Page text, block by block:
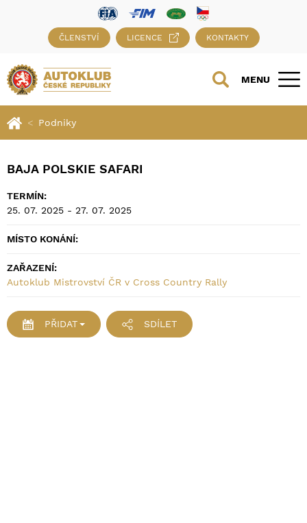
ČLENSTVÍ LICENCE KONTAKTY
MENU
Podniky
BAJA POLSKIE SAFARI
TERMÍN:
25. 07. 2025 - 27. 07. 2025
MÍSTO KONÁNÍ:
ZAŘAZENÍ:
Autoklub Mistrovství ČR v Cross Country Rally
PŘIDAT SDÍLET